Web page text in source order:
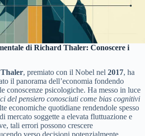
di Richard Thaler: Conoscere i
Thaler, premiato con il Nobel nel 2017, ha
il panorama dell’economia fondendo
conoscenze psicologiche. Ha messo in luce
del pensiero conosciuti come bias cognitivi
economiche quotidiane rendendole spesso
mercato soggette a elevata fluttuazione e
tali errori possono crescere